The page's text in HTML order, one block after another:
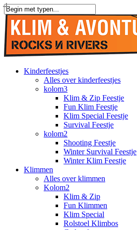
Overslaan
naar
hoofdinhoud
Sluiten
Zoeken
Menu
Kinderfeestjes
Alles over kinderfeestjes
kolom3
Klim & Zip Feestje
Fun Klim Feestje
Klim Special Feestje
Survival Feestje
kolom2
Shooting Feestje
Winter Survival Feestje
Winter Klim Feestje
Klimmen
Alles over klimmen
Kolom2
Klim & Zip
Fun Klimmen
Klim Special
Rolstoel Klimbos